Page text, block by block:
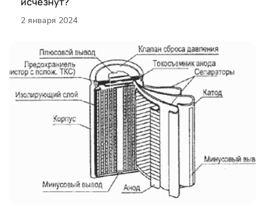
2 января 2024